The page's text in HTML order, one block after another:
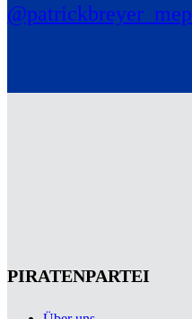
@patrickbreyer_mep
PIRATENPARTEI